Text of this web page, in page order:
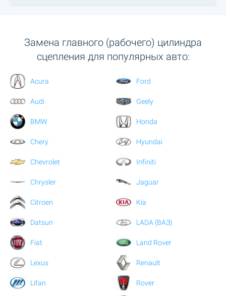
Замена главного (рабочего) цилиндра
сцепления для популярных авто:
Acura
Audi
BMW
Chery
Chevrolet
Chrysler
Citroen
Datsun
Fiat
Ford
Geely
Honda
Hyundai
Infiniti
Jaguar
Kia
LADA (ВАЗ)
Land Rover
Lexus
Lifan
Renault
Rover